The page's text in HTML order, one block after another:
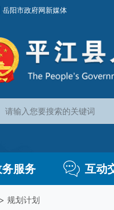
岳阳市政府网新媒体
服务 互动
> 规划计划